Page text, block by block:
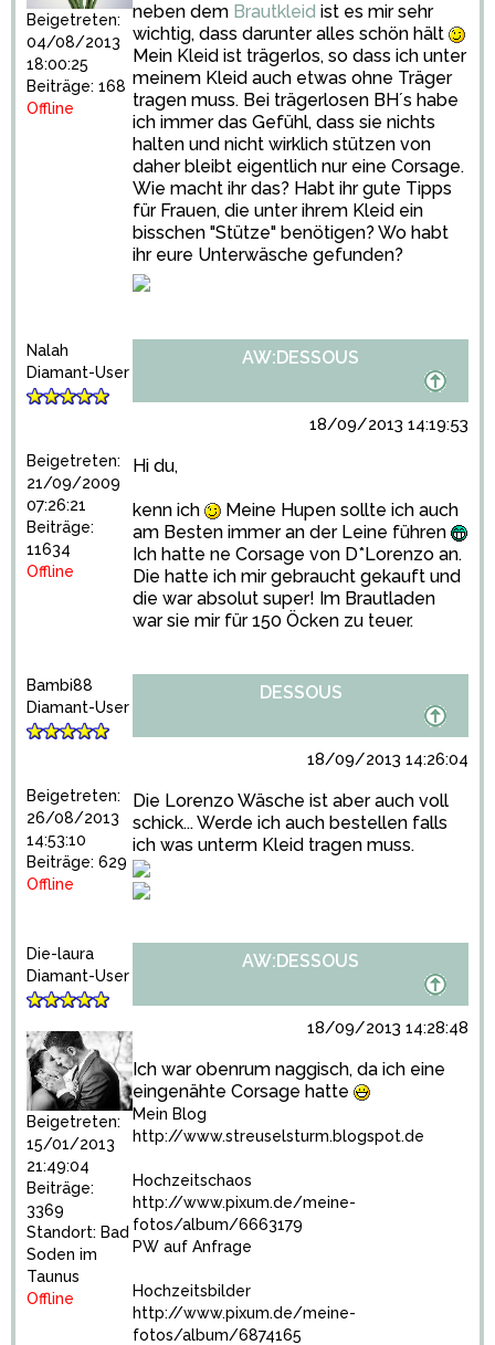
Beigetreten:
04/08/2013
18:00:25
Beiträge: 168
Offline
neben dem Brautkleid ist es mir sehr
wichtig, dass darunter alles schön hält
Mein Kleid ist trägerlos, so dass ich unter
meinem Kleid auch etwas ohne Träger
tragen muss. Bei trägerlosen BH´s habe
ich immer das Gefühl, dass sie nichts
halten und nicht wirklich stützen von
daher bleibt eigentlich nur eine Corsage.
Wie macht ihr das? Habt ihr gute Tipps
für Frauen, die unter ihrem Kleid ein
bisschen "Stütze" benötigen? Wo habt
ihr eure Unterwäsche gefunden?
Nalah
Diamant-User
Beigetreten:
21/09/2009
07:26:21
Beiträge:
11634
Offline
AW:DESSOUS
18/09/2013 14:19:53
Hi du,
kenn ich
Meine Hupen sollte ich auch
am Besten immer an der Leine führen
Ich hatte ne Corsage von D*Lorenzo an.
Die hatte ich mir gebraucht gekauft und
die war absolut super! Im Brautladen
war sie mir für 150 Öcken zu teuer.
Bambi88
Diamant-User
Beigetreten:
26/08/2013
14:53:10
Beiträge: 629
Offline
DESSOUS
18/09/2013 14:26:04
Die Lorenzo Wäsche ist aber auch voll
schick... Werde ich auch bestellen falls
ich was unterm Kleid tragen muss.
Die-laura
Diamant-User
Beigetreten:
15/01/2013
21:49:04
Beiträge:
3369
Standort: Bad
Soden im
Taunus
Offline
AW:DESSOUS
18/09/2013 14:28:48
Ich war obenrum naggisch, da ich eine
eingenähte Corsage hatte
Mein Blog
http://www.streuselsturm.blogspot.de
Hochzeitschaos
http://www.pixum.de/meine-
fotos/album/6663179
PW auf Anfrage
Hochzeitsbilder
http://www.pixum.de/meine-
fotos/album/6874165